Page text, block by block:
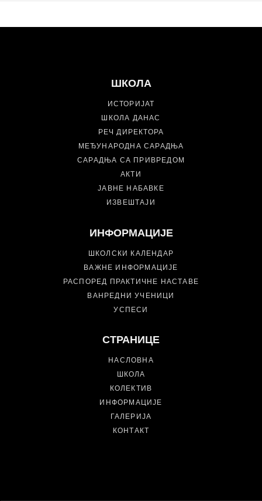
ШКОЛА
ИСТОРИЈАТ
ШКОЛА ДАНАС
РЕЧ ДИРЕКТОРА
МЕЂУНАРОДНА САРАДЊА
САРАДЊА СА ПРИВРЕДОМ
АКТИ
ЈАВНЕ НАБАВКЕ
ИЗВЕШТАЈИ
ИНФОРМАЦИЈЕ
ШКОЛСКИ КАЛЕНДАР
ВАЖНЕ ИНФОРМАЦИЈЕ
РАСПОРЕД ПРАКТИЧНЕ НАСТАВЕ
ВАНРЕДНИ УЧЕНИЦИ
УСПЕСИ
СТРАНИЦЕ
НАСЛОВНА
ШКОЛА
КОЛЕКТИВ
ИНФОРМАЦИЈЕ
ГАЛЕРИЈА
КОНТАКТ